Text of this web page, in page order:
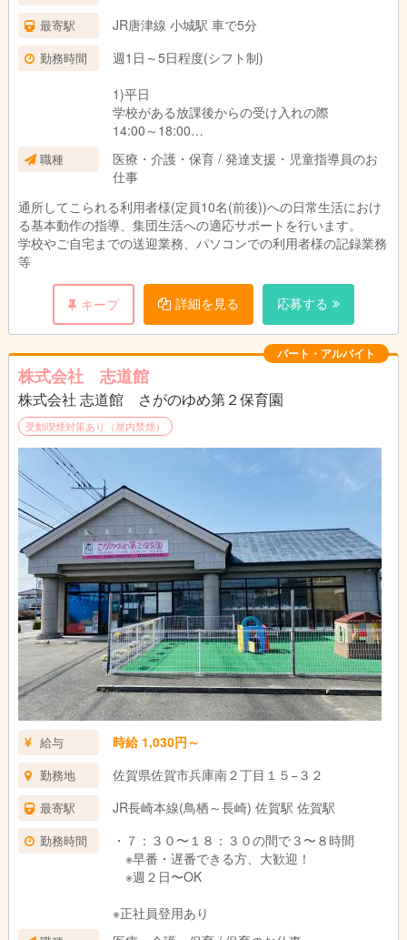
最寄駅 JR唐津線 小城駅 車で5分
勤務時間
週1日～5日程度(シフト制)
1)平日
学校がある放課後からの受け入れの際
14:00～18:00
2)休業日
学校がお休みの土曜日、長期休暇(春、夏、冬休
み等)代休や臨時休校等
9:30～17:30
職種
医療・介護・保育 / 発達支援・児童指導員のお
仕事
通所してこられる利用者様(定員10名(前後))への日常生活におけ
る基本動作の指導、集団生活への適応サポートを行います。
学校やご自宅までの送迎業務、パソコンでの利用者様の記録業務
等
キープ 詳細を見る 応募する
パート・アルバイト
株式会社 志道館
株式会社 志道館 さがのゆめ第２保育園
受動喫煙対策あり（屋内禁煙）
給与 時給 1,030円～
勤務地 佐賀県佐賀市兵庫南２丁目１５−３２
最寄駅 JR長崎本線(鳥栖～長崎) 佐賀駅 佐賀駅
勤務時間
・７：３０〜１８：３０の間で３〜８時間
※早番・遅番できる方、大歓迎！
※週２日〜OK
※正社員登用あり